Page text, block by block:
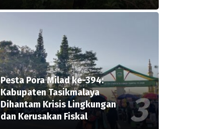
Pesta Pora Milad ke-394:
Kabupaten Tasikmalaya
Dihantam Krisis Lingkungan
dan Kerusakan Fiskal